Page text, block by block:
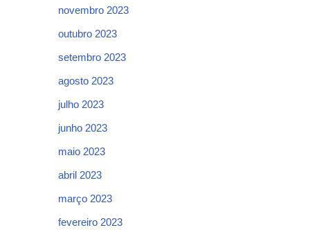
novembro 2023
outubro 2023
setembro 2023
agosto 2023
julho 2023
junho 2023
maio 2023
abril 2023
março 2023
fevereiro 2023